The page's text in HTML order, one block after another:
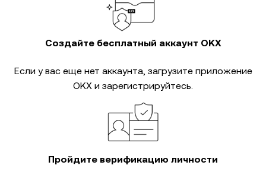
Создайте бесплатный аккаунт OKX
Если у вас еще нет аккаунта, загрузите приложение
OKX и зарегистрируйтесь.
Пройдите верификацию личности